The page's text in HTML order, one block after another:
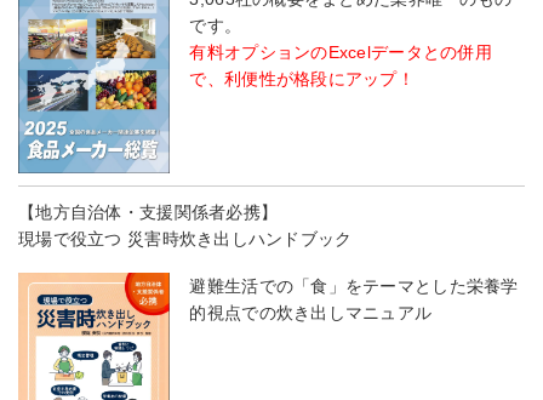
です。
有料オプションのExcelデータとの併用
で、利便性が格段にアップ！
【地方自治体・支援関係者必携】
現場で役立つ 災害時炊き出しハンドブック
避難生活での「食」をテーマとした栄養学
的視点での炊き出しマニュアル